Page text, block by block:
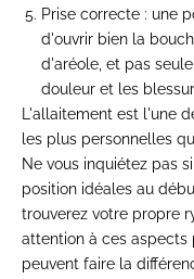
Prise correcte : une
d'ouvrir bien la
d'aréole, et pas
douleur et les
L'allaitement est l'une
les plus personnelles
Ne vous inquiétez pas
position idéales au
trouverez votre propre
attention à ces aspects
peuvent faire la